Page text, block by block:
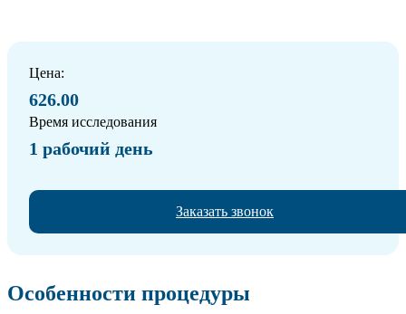
Цена:
626.00
Время исследования
1 рабочий день
Заказать звонок
Особенности процедуры